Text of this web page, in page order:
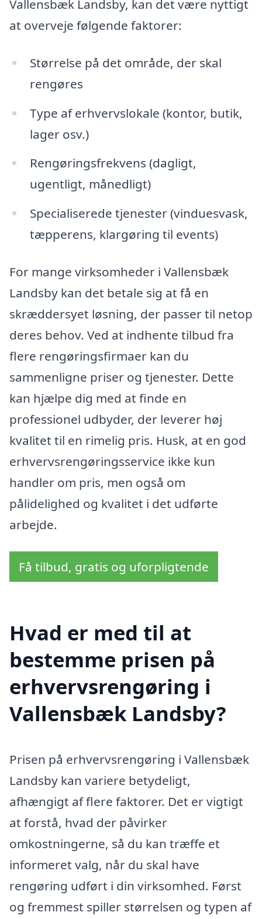
Vallensbæk Landsby, kan det være nyttigt
at overveje følgende faktorer:
Størrelse på det område, der skal
rengøres
Type af erhvervslokale (kontor, butik,
lager osv.)
Rengøringsfrekvens (dagligt,
ugentligt, månedligt)
Specialiserede tjenester (vinduesvask,
tæpperens, klargøring til events)
For mange virksomheder i Vallensbæk
Landsby kan det betale sig at få en
skræddersyet løsning, der passer til netop
deres behov. Ved at indhente tilbud fra
flere rengøringsfirmaer kan du
sammenligne priser og tjenester. Dette
kan hjælpe dig med at finde en
professionel udbyder, der leverer høj
kvalitet til en rimelig pris. Husk, at en god
erhvervsrengøringsservice ikke kun
handler om pris, men også om
pålidelighed og kvalitet i det udførte
arbejde.
Få tilbud, gratis og uforpligtende
Hvad er med til at
bestemme prisen på
erhvervsrengøring i
Vallensbæk Landsby?
Prisen på erhvervsrengøring i Vallensbæk
Landsby kan variere betydeligt,
afhængigt af flere faktorer. Det er vigtigt
at forstå, hvad der påvirker
omkostningerne, så du kan træffe et
informeret valg, når du skal have
rengøring udført i din virksomhed. Først
og fremmest spiller størrelsen og typen af